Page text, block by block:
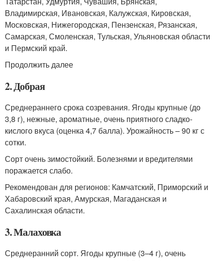
Владимирская, Ивановская, Калужская, Кировская,
Московская, Нижегородская, Пензенская, Рязанская,
Самарская, Смоленская, Тульская, Ульяновская области
и Пермский край.
Продолжить далее
2. Добрая
Среднераннего срока созревания. Ягоды крупные (до
3,8 г), нежные, ароматные, очень приятного сладко-
кислого вкуса (оценка 4,7 балла). Урожайность – 90 кг с
сотки.
Сорт очень зимостойкий. Болезнями и вредителями
поражается слабо.
Рекомендован для регионов: Камчатский, Приморский и
Хабаровский края, Амурская, Магаданская и
Сахалинская области.
3. Малаховка
Среднеранний сорт. Ягоды крупные (3–4 г), очень